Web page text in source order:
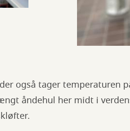
også tager temperaturen
åndehul her midt i